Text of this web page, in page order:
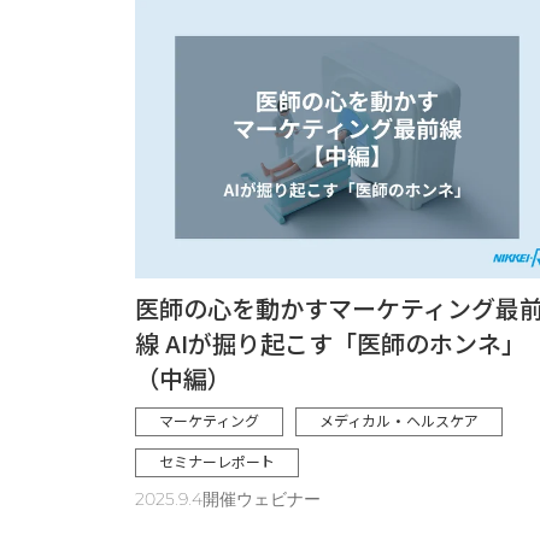
医師の心を動かすマーケティング最
線 AIが掘り起こす「医師のホンネ」
（中編）
マーケティング
メディカル・ヘルスケア
セミナーレポート
2025.9.4開催ウェビナー